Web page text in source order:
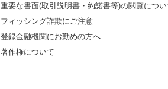
重要な書面(取引説明書・約諾書等)の閲覧につ
フィッシング詐欺にご注意
登録金融機関にお勤めの方へ
著作権について